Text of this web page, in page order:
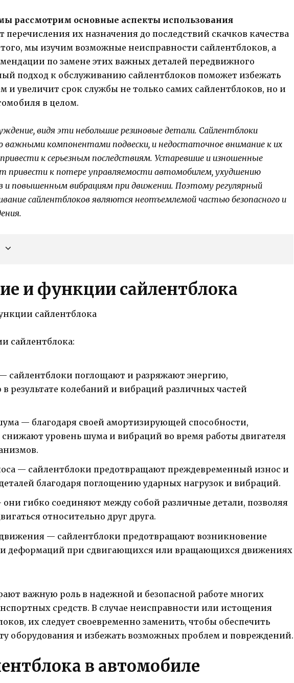
рассмотрим основные аспекты использования
перечисления их назначения до последствий скачков качества
мы изучим возможные неисправности сайлентблоков, а
по замене этих важных деталей передвижного
подход к обслуживанию сайлентблоков поможет избежать
и увеличит срок службы не только самих сайлентблоков, но и
в целом.
видя эти небольшие резиновые детали. Сайлентблоки
важными компонентами подвески, и недостаточное внимание к их
к серьезным последствиям. Устаревшие и изношенные
привести к потере управляемости автомобилем, ухудшению
и повышенным вибрациям при движении. Поэтому регулярный
сайлентблоков являются неотъемлемой частью безопасного и
и функции сайлентблока
сайлентблока:
сайлентблоки поглощают и разряжают энергию,
результате колебаний и вибраций различных частей
— благодаря своей амортизирующей способности,
снижают уровень шума и вибраций во время работы двигателя
— сайлентблоки предотвращают преждевременный износ и
благодаря поглощению ударных нагрузок и вибраций.
гибко соединяют между собой различные детали, позволяя
относительно друг друга.
— сайлентблоки предотвращают возникновение
деформаций при сдвигающихся или вращающихся движениях
важную роль в надежной и безопасной работе многих
средств. В случае неисправности или истощения
их следует своевременно заменить, чтобы обеспечить
оборудования и избежать возможных проблем и повреждений.
в автомобиле